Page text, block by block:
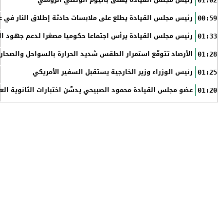
00:59 رئيس مجلس القيادة يطلع على ملابسات حادثة إطلاق النار في
01:33 رئيس مجلس القيادة يرأس اجتماعا حكوميا مصغرا لدعم جهود
01:28 الأرصاد تتوقّع استمرار الطقس شديد الحرارة بالسواحل
01:25 رئيس الوزراء وزير الخارجية يستقبل السفير الأمريكي
01:20 عضو مجلس القيادة محمود الصبيحي يدشّن اختبارات الثانوية